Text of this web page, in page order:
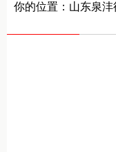
你的位置： 山东泉